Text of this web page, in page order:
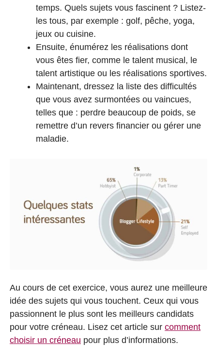
temps. Quels sujets vous fascinent ? Listez-
les tous, par exemple : golf, pêche, yoga,
jeux ou cuisine.
Ensuite, énumérez les réalisations dont
vous êtes fier, comme le talent musical, le
talent artistique ou les réalisations sportives.
Maintenant, dressez la liste des difficultés
que vous avez surmontées ou vaincues,
telles que : perdre beaucoup de poids, se
remettre d’un revers financier ou gérer une
maladie.
Au cours de cet exercice, vous aurez une meilleure
idée des sujets qui vous touchent. Ceux qui vous
passionnent le plus sont les meilleurs candidats
pour votre créneau. Lisez cet article sur comment
choisir un créneau pour plus d’informations.